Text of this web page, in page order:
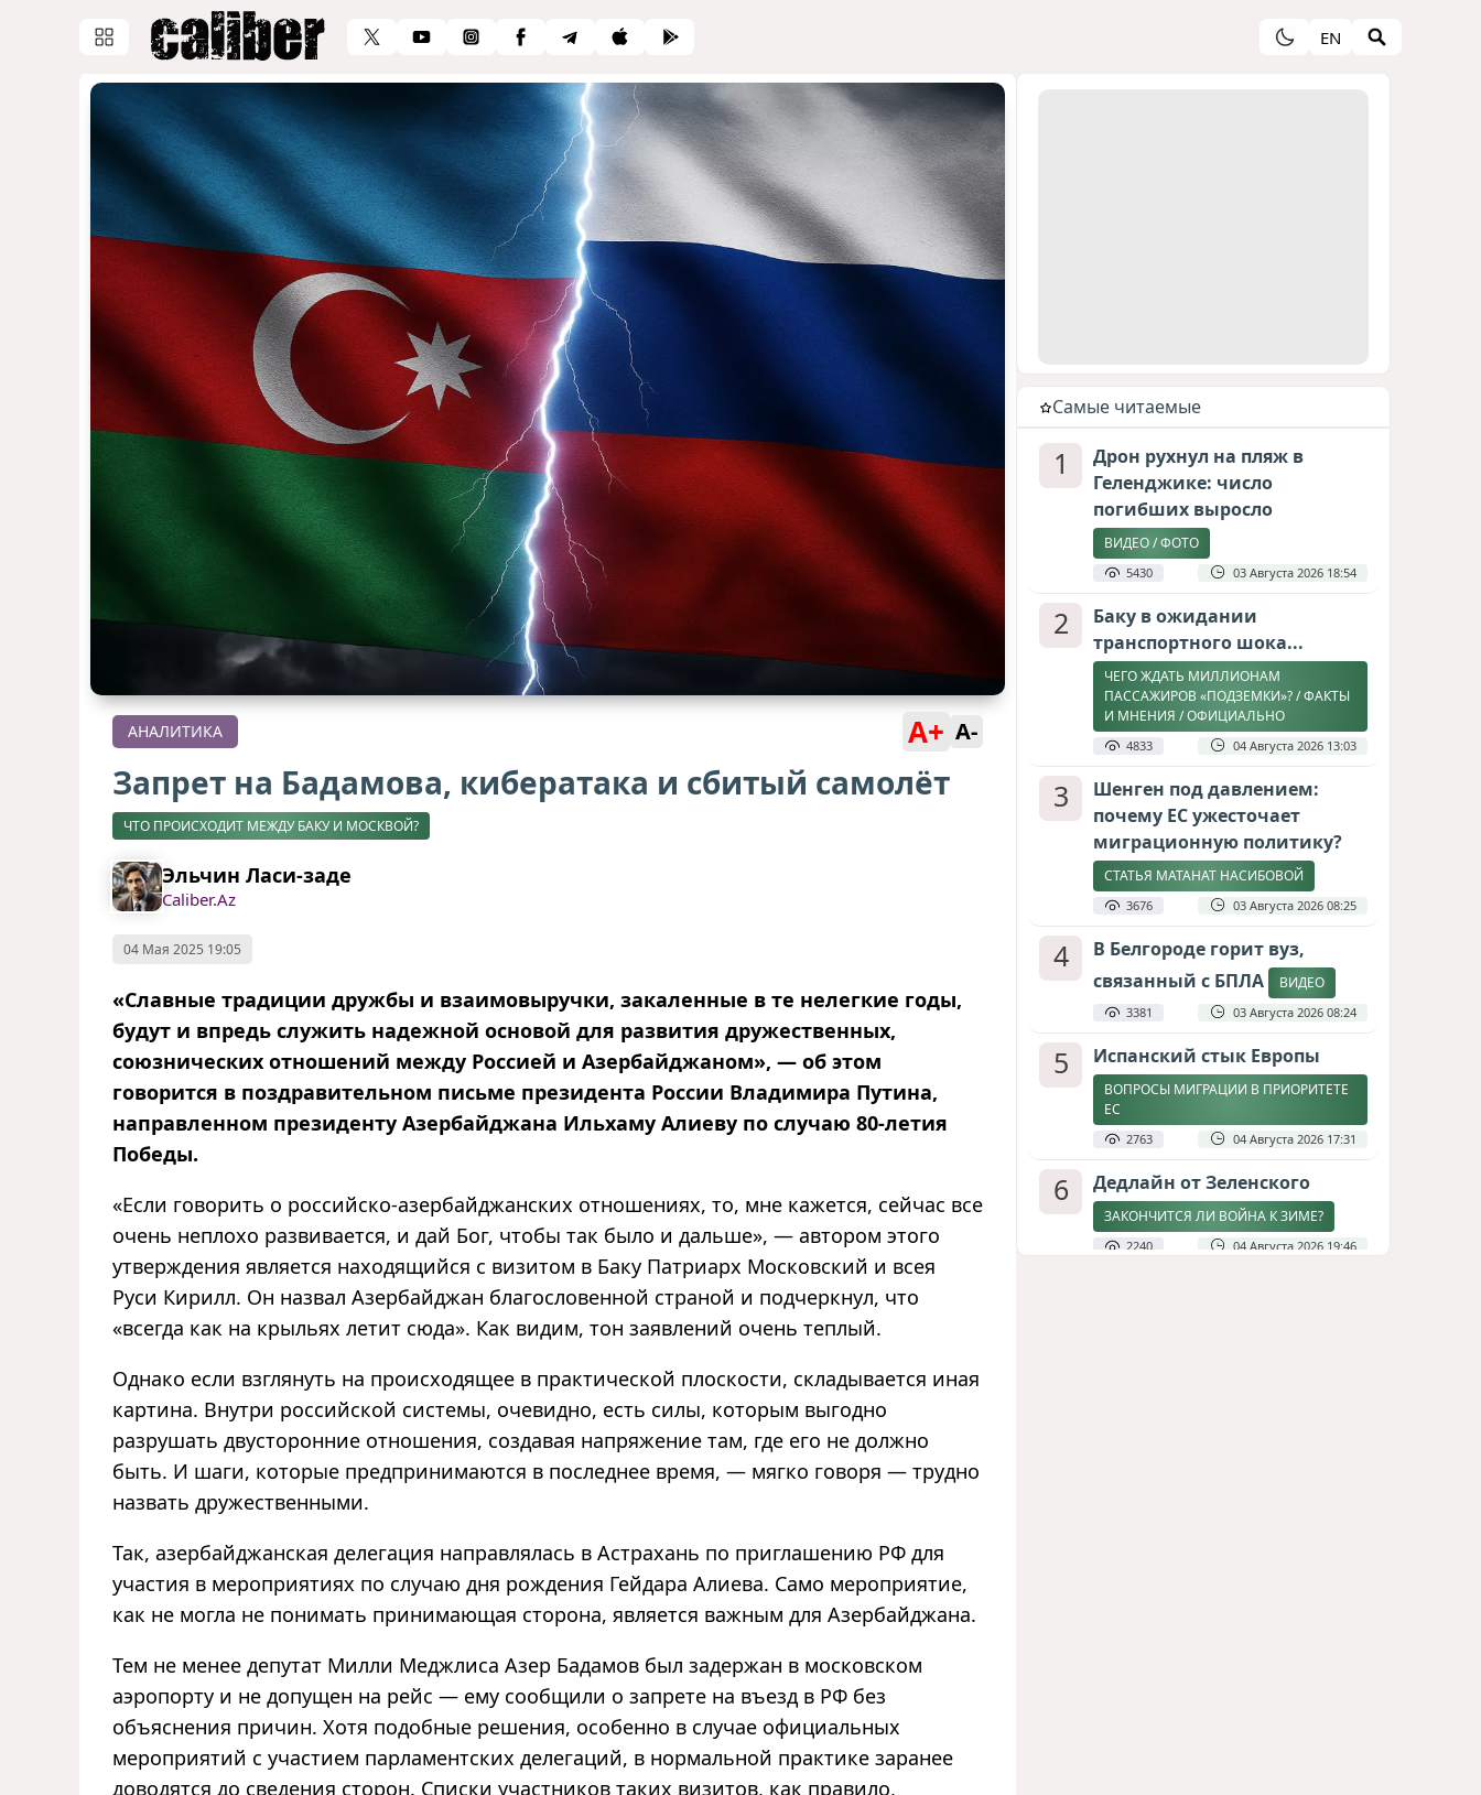
EN
АНАЛИТИКА A+ A-
Запрет на Бадамова, кибератака и сбитый самолёт
ЧТО ПРОИСХОДИТ МЕЖДУ БАКУ И МОСКВОЙ?
Эльчин Ласи-заде
Caliber.Az
04 Мая 2025 19:05
«Славные традиции дружбы и взаимовыручки, закаленные в те нелегкие годы,
будут и впредь служить надежной основой для развития дружественных,
союзнических отношений между Россией и Азербайджаном», — об этом
говорится в поздравительном письме президента России Владимира Путина,
направленном президенту Азербайджана Ильхаму Алиеву по случаю 80-летия
Победы.
«Если говорить о российско-азербайджанских отношениях, то, мне кажется, сейчас все
очень неплохо развивается, и дай Бог, чтобы так было и дальше», — автором этого
утверждения является находящийся с визитом в Баку Патриарх Московский и всея
Руси Кирилл. Он назвал Азербайджан благословенной страной и подчеркнул, что
«всегда как на крыльях летит сюда». Как видим, тон заявлений очень теплый.
Однако если взглянуть на происходящее в практической плоскости, складывается иная
картина. Внутри российской системы, очевидно, есть силы, которым выгодно
разрушать двусторонние отношения, создавая напряжение там, где его не должно
быть. И шаги, которые предпринимаются в последнее время, — мягко говоря — трудно
назвать дружественными.
Так, азербайджанская делегация направлялась в Астрахань по приглашению РФ для
участия в мероприятиях по случаю дня рождения Гейдара Алиева. Само мероприятие,
как не могла не понимать принимающая сторона, является важным для Азербайджана.
Тем не менее депутат Милли Меджлиса Азер Бадамов был задержан в московском
аэропорту и не допущен на рейс — ему сообщили о запрете на въезд в РФ без
объяснения причин. Хотя подобные решения, особенно в случае официальных
мероприятий с участием парламентских делегаций, в нормальной практике заранее
доводятся до сведения сторон. Списки участников таких визитов, как правило,
Cамые читаемые
1
Дрон рухнул на пляж в
Геленджике: число
погибших выросло
ВИДЕО / ФОТО
5430 03 Августа 2026 18:54
2
Баку в ожидании
транспортного шока...
ЧЕГО ЖДАТЬ МИЛЛИОНАМ
ПАССАЖИРОВ «ПОДЗЕМКИ»? / ФАКТЫ
И МНЕНИЯ / ОФИЦИАЛЬНО
4833 04 Августа 2026 13:03
3
Шенген под давлением:
почему ЕС ужесточает
миграционную политику?
СТАТЬЯ МАТАНАТ НАСИБОВОЙ
3676 03 Августа 2026 08:25
4
В Белгороде горит вуз,
связанный с БПЛА
ВИДЕО
3381 03 Августа 2026 08:24
5 Испанский стык Европы
ВОПРОСЫ МИГРАЦИИ В ПРИОРИТЕТЕ
ЕС
2763 04 Августа 2026 17:31
6 Дедлайн от Зеленского
ЗАКОНЧИТСЯ ЛИ ВОЙНА К ЗИМЕ?
2240 04 Августа 2026 19:46